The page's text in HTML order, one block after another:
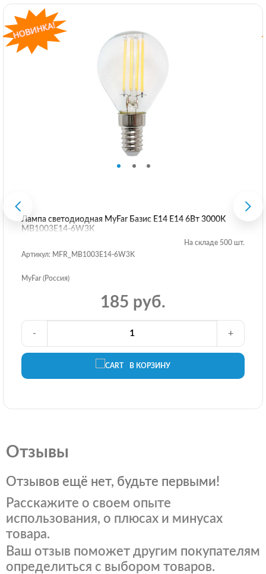
Лампа светодиодная MyFar Базис E14 E14 6Вт 3000K
MB1003E14-6W3K
На складе 500 шт.
Артикул: MFR_MB1003E14-6W3K
MyFar (Россия)
185 руб.
В КОРЗИНУ
- +
Отзывы
Отзывов ещё нет, будьте первыми!
Расскажите о своем опыте
использования, о плюсах и минусах
товара.
Ваш отзыв поможет другим покупателям
определиться с выбором товаров.